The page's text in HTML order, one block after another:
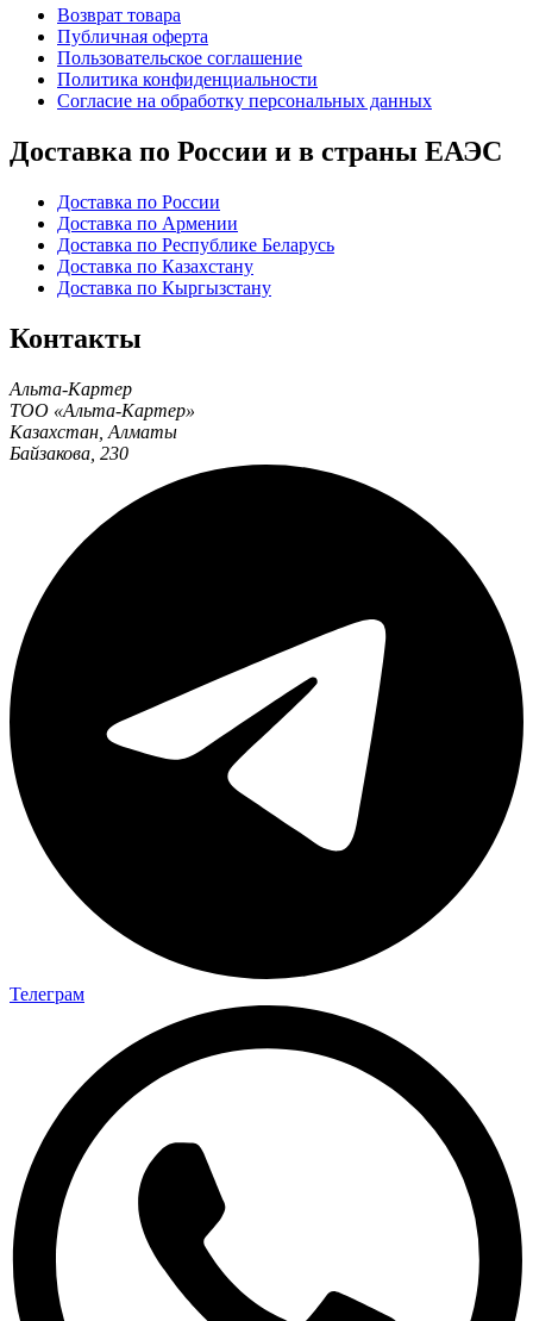
Возврат товара
Публичная оферта
Пользовательское соглашение
Политика конфиденциальности
Согласие на обработку персональных данных
Доставка по России и в страны ЕАЭС
Доставка по России
Доставка по Армении
Доставка по Республике Беларусь
Доставка по Казахстану
Доставка по Кыргызстану
Контакты
Альта-Картер
ТОО «Альта-Картер»
Казахстан Алматы
Байзакова, 230
Телеграм